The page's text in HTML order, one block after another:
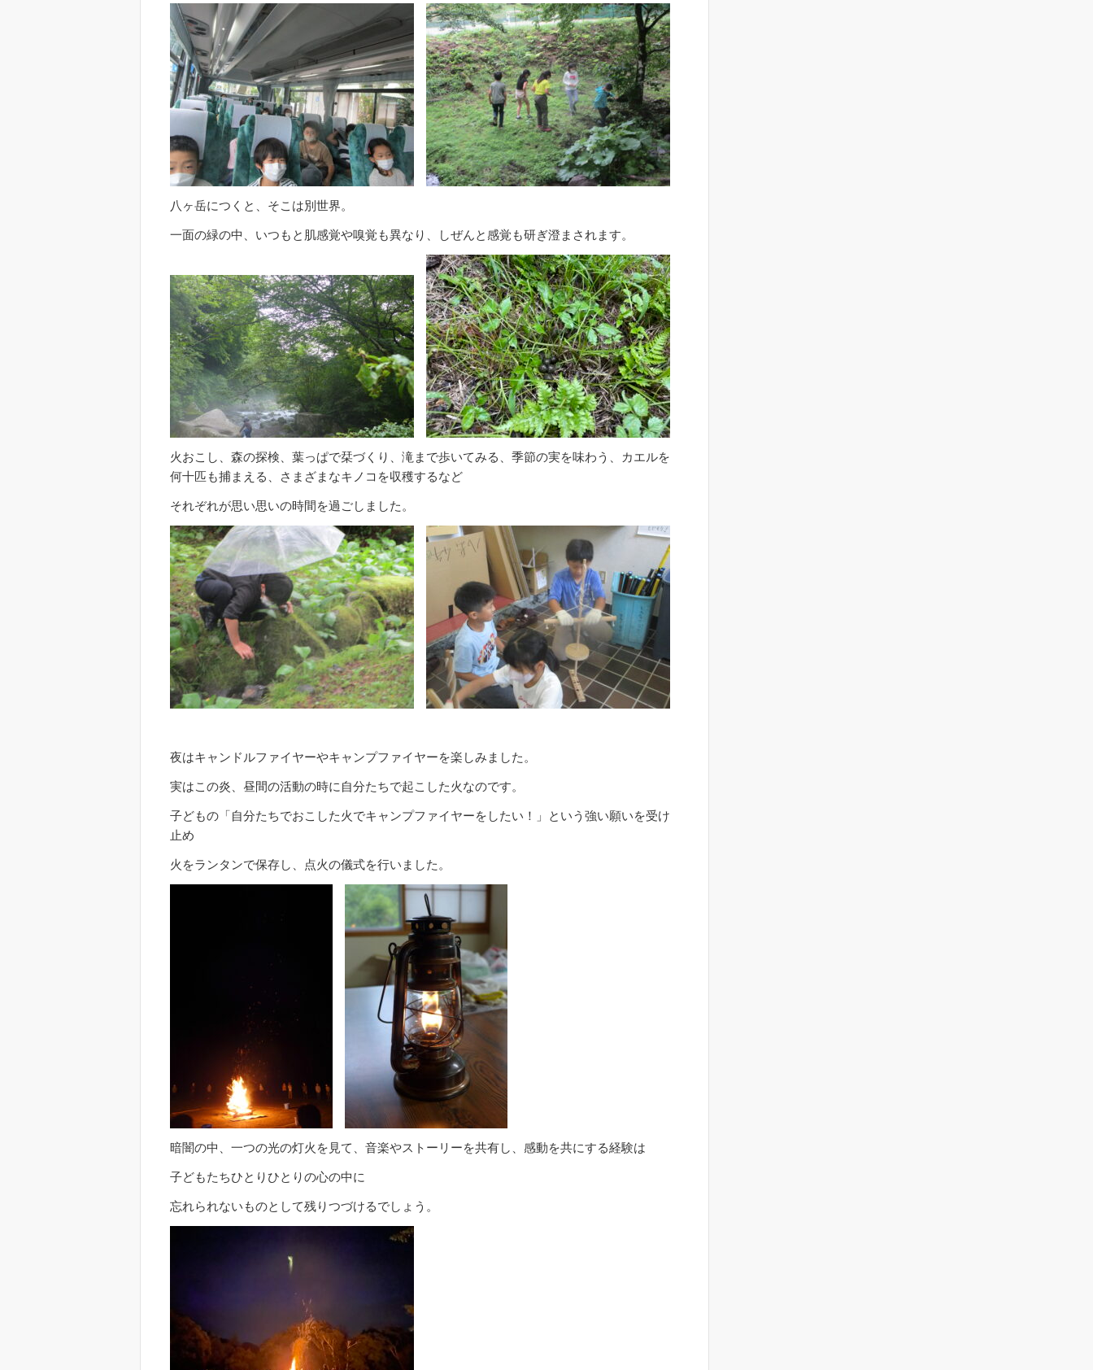
八ヶ岳につくと、そこは別世界。
一面の緑の中、いつもと肌感覚や嗅覚も異なり、しぜんと感覚も研ぎ澄まされます。
火おこし、森の探検、葉っぱで栞づくり、滝まで歩いてみる、季節の実を味わう、カエルを
何十匹も捕まえる、さまざまなキノコを収穫するなど
それぞれが思い思いの時間を過ごしました。
夜はキャンドルファイヤーやキャンプファイヤーを楽しみました。
実はこの炎、昼間の活動の時に自分たちで起こした火なのです。
子どもの「自分たちでおこした火でキャンプファイヤーをしたい！」という強い願いを受け
止め
火をランタンで保存し、点火の儀式を行いました。
暗闇の中、一つの光の灯火を見て、音楽やストーリーを共有し、感動を共にする経験は
子どもたちひとりひとりの心の中に
忘れられないものとして残りつづけるでしょう。